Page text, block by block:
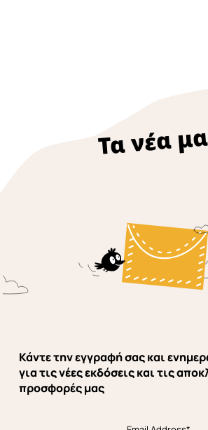
Τα νέα
Κάντε την εγγραφή σας και
για τις νέες εκδόσεις και τις
προσφορές μας